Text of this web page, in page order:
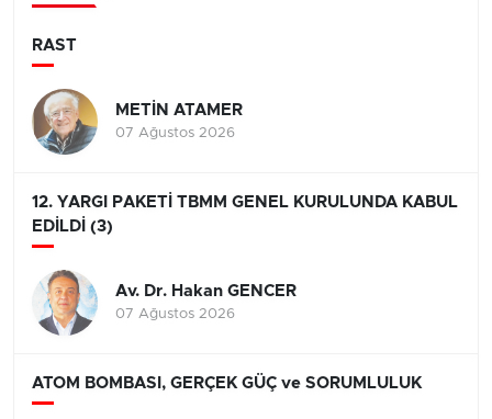
RAST
METİN ATAMER
07 Ağustos 2026
12. YARGI PAKETİ TBMM GENEL KURULUNDA KABUL
EDİLDİ (3)
Av. Dr. Hakan GENCER
07 Ağustos 2026
ATOM BOMBASI, GERÇEK GÜÇ ve SORUMLULUK